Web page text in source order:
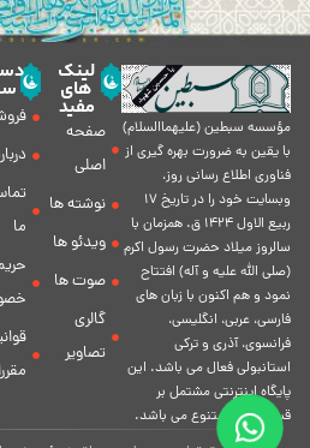
مؤسسه سبطين (عليهماالسلام)
با يقين به ضرورت بهره گیرى از
فناورى اطلاع رسانى روز،
وبسایت خود را در تاريخ 17
ربيع الاول 1424 ق. همزمان با
سالروز ميلاد حضرت رسول اكرم
(صلی الله علیه و آله) افتتاح
نمود و هم اكنون با زبان های
فارسی، عربى، انگلیسی،
فرانسوی، آذری و ترکی
استانبولی فعال مى باشد. اين
پايگاه اينترنتى مشتمل بر
قسمت هاى متنوع مى باشد.
لینک
های
مفید
صفحه
اصلی
نوشته ها
ویدئو ها
صوت ها
گالری
تصاویر
ما